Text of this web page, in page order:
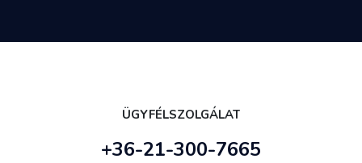
ÜGYFÉLSZOLGÁLAT
+36-21-300-7665